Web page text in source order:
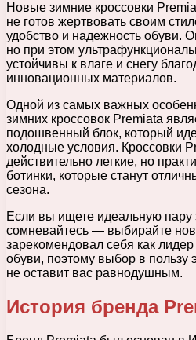
Новые зимние кроссовки
не готов жертвовать своим
удобство и надежность обуви.
но при этом
устойчивы к влаге и снегу
инновационных материалов.
Одной из самых важных
зимних кроссовок Premiata
подошвенный блок, который
холодные условия. Кроссовки
действительно легкие, но
ботинки, которые станут
сезона.
Если вы ищете идеальную пару
сомневайтесь — выбирайте
зарекомендовал себя как
обуви, поэтому выбор в пользу
не оставит вас равнодушным.
История бренда